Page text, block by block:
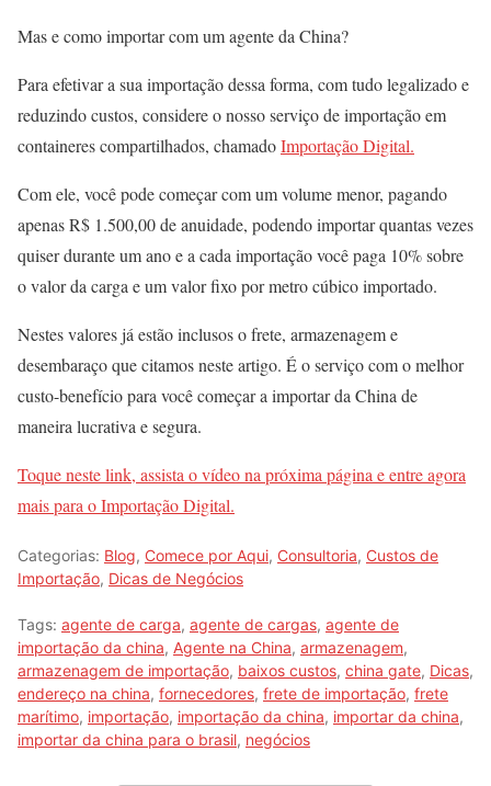
Mas e como importar com um agente da China?
Para efetivar a sua importação dessa forma, com tudo legalizado e
reduzindo custos, considere o nosso serviço de importação em
containeres compartilhados, chamadoImportação Digital.
Com ele, você pode começar com um volume menor, pagando
apenas R$ 1.500,00 de anuidade, podendo importar quantas vezes
quiser durante um ano e a cada importação você paga 10% sobre
o valor da carga e um valor fixo por metro cúbico importado.
Nestes valores já estão inclusos o frete, armazenagem e
desembaraço que citamos neste artigo. É o serviço com o melhor
custo-benefício para você começar a importar da China de
maneira lucrativa e segura.
Toque neste link, assista o vídeo na próxima página e entre agora
mais para o Importação Digital.
Categorias: Blog, Comece por Aqui, Consultoria, Custos de
Importação, Dicas de Negócios
Tags: agente de carga, agente de cargas, agente de
importação da china, Agente na China, armazenagem,
armazenagem de importação, baixos custos, china gate, Dicas,
endereço na china, fornecedores, frete de importação, frete
marítimo, importação, importação da china, importar da china,
importar da china para o brasil, negócios